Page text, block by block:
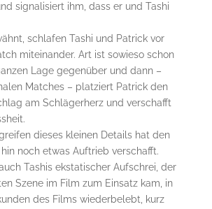
signalisiert ihm, dass er und Tashi
schlafen Tashi und Patrick vor
miteinander. Art ist sowieso schon
Lage gegenüber und dann –
Matches – platziert Patrick den
am Schlägerherz und verschafft
dieses kleinen Details hat den
noch etwas Auftrieb verschafft.
Tashis ekstatischer Aufschrei, der
Szene im Film zum Einsatz kam, in
des Films wiederbelebt, kurz